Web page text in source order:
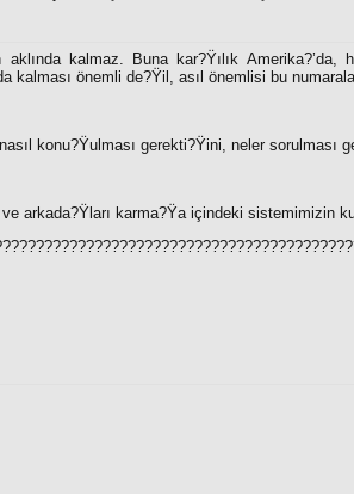
kalmaz. Buna kar?Ÿılık
kalması önemli de?Ÿil, asıl önemlisi bu
konu?Ÿulması gerekti?Ÿini, neler sorulması
arkada?Ÿları karma?Ÿa içindeki sistemimizin